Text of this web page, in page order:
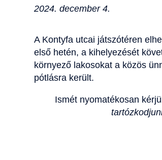
2024. december 4.
A Kontyfa utcai játszótéren
első hetén, a kihelyezését
környező lakosokat a közös
pótlásra került.
Ismét nyomatékosan